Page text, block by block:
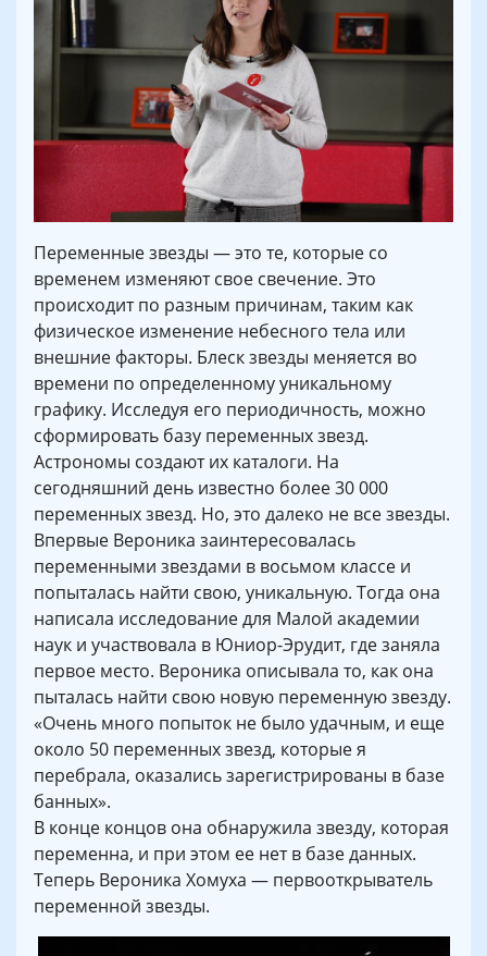
Переменные звезды — это те, которые со
временем изменяют свое свечение. Это
происходит по разным причинам, таким как
физическое изменение небесного тела или
внешние факторы. Блеск звезды меняется во
времени по определенному уникальному
графику. Исследуя его периодичность, можно
сформировать базу переменных звезд.
Астрономы создают их каталоги. На
сегодняшний день известно более 30 000
переменных звезд. Но, это далеко не все звезды.
Впервые Вероника заинтересовалась
переменными звездами в восьмом классе и
попыталась найти свою, уникальную. Тогда она
написала исследование для Малой академии
наук и участвовала в Юниор-Эрудит, где заняла
первое место. Вероника описывала то, как она
пыталась найти свою новую переменную звезду.
«Очень много попыток не было удачным, и еще
около 50 переменных звезд, которые я
перебрала, оказались зарегистрированы в базе
банных».
В конце концов она обнаружила звезду, которая
переменна, и при этом ее нет в базе данных.
Теперь Вероника Хомуха — первооткрыватель
переменной звезды.